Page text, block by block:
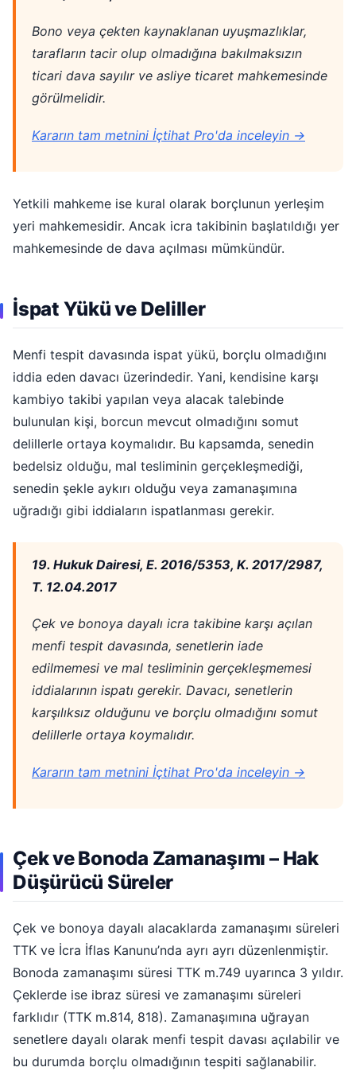
Bono veya çekten kaynaklanan uyuşmazlıklar,
tarafların tacir olup olmadığına bakılmaksızın
ticari dava sayılır ve asliye ticaret mahkemesinde
görülmelidir.
Kararın tam metnini İçtihat Pro'da inceleyin →
Yetkili mahkeme ise kural olarak borçlunun yerleşim
yeri mahkemesidir. Ancak icra takibinin başlatıldığı yer
mahkemesinde de dava açılması mümkündür.
İspat Yükü ve Deliller
Menfi tespit davasında ispat yükü, borçlu olmadığını
iddia eden davacı üzerindedir. Yani, kendisine karşı
kambiyo takibi yapılan veya alacak talebinde
bulunulan kişi, borcun mevcut olmadığını somut
delillerle ortaya koymalıdır. Bu kapsamda, senedin
bedelsiz olduğu, mal tesliminin gerçekleşmediği,
senedin şekle aykırı olduğu veya zamanaşımına
uğradığı gibi iddiaların ispatlanması gerekir.
19. Hukuk Dairesi, E. 2016/5353, K. 2017/2987,
T. 12.04.2017
Çek ve bonoya dayalı icra takibine karşı açılan
menfi tespit davasında, senetlerin iade
edilmemesi ve mal tesliminin gerçekleşmemesi
iddialarının ispatı gerekir. Davacı, senetlerin
karşılıksız olduğunu ve borçlu olmadığını somut
delillerle ortaya koymalıdır.
Kararın tam metnini İçtihat Pro'da inceleyin →
Çek ve Bonoda Zamanaşımı – Hak
Düşürücü Süreler
Çek ve bonoya dayalı alacaklarda zamanaşımı süreleri
TTK ve İcra İflas Kanunu’nda ayrı ayrı düzenlenmiştir.
Bonoda zamanaşımı süresi TTK m.749 uyarınca 3 yıldır.
Çeklerde ise ibraz süresi ve zamanaşımı süreleri
farklıdır (TTK m.814, 818). Zamanaşımına uğrayan
senetlere dayalı olarak menfi tespit davası açılabilir ve
bu durumda borçlu olmadığının tespiti sağlanabilir.